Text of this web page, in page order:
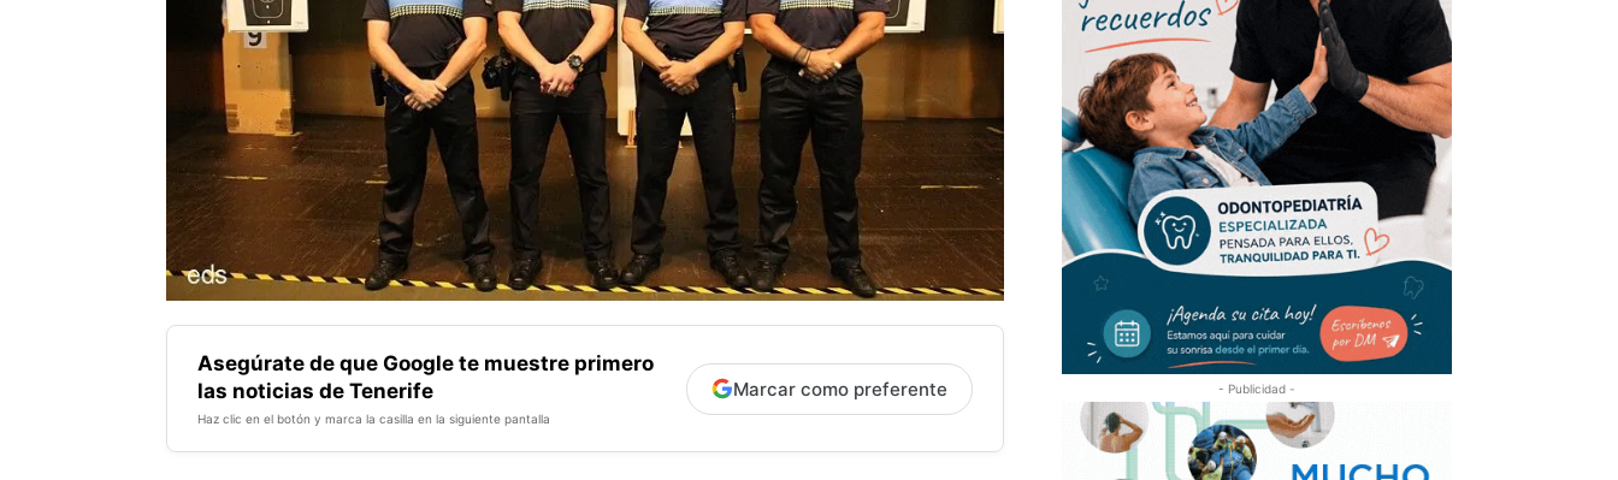
Asegúrate de que Google te muestre primero
las noticias de Tenerife
Haz clic en el botón y marca la casilla en la siguiente pantalla
Marcar como preferente - Publicidad -